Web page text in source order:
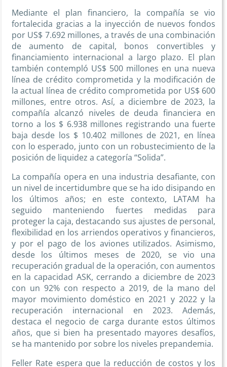
Mediante el plan financiero, la compañía se vio
fortalecida gracias a la inyección de nuevos fondos
por US$ 7.692 millones, a través de una combinación
de aumento de capital, bonos convertibles y
financiamiento internacional a largo plazo. El plan
también contempló US$ 500 millones en una nueva
línea de crédito comprometida y la modificación de
la actual línea de crédito comprometida por US$ 600
millones, entre otros. Así, a diciembre de 2023, la
compañía alcanzó niveles de deuda financiera en
torno a los $ 6.938 millones registrando una fuerte
baja desde los $ 10.402 millones de 2021, en línea
con lo esperado, junto con un robustecimiento de la
posición de liquidez a categoría “Solida”.
La compañía opera en una industria desafiante, con
un nivel de incertidumbre que se ha ido disipando en
los últimos años; en este contexto, LATAM ha
seguido manteniendo fuertes medidas para
proteger la caja, destacando sus ajustes de personal,
flexibilidad en los arriendos operativos y financieros,
y por el pago de los aviones utilizados. Asimismo,
desde los últimos meses de 2020, se vio una
recuperación gradual de la operación, con aumentos
en la capacidad ASK, cerrando a diciembre de 2023
con un 92% con respecto a 2019, de la mano del
mayor movimiento doméstico en 2021 y 2022 y la
recuperación internacional en 2023. Además,
destaca el negocio de carga durante estos últimos
años, que si bien ha presentado mayores desafíos,
se ha mantenido por sobre los niveles prepandemia.
Feller Rate espera que la reducción de costos y los